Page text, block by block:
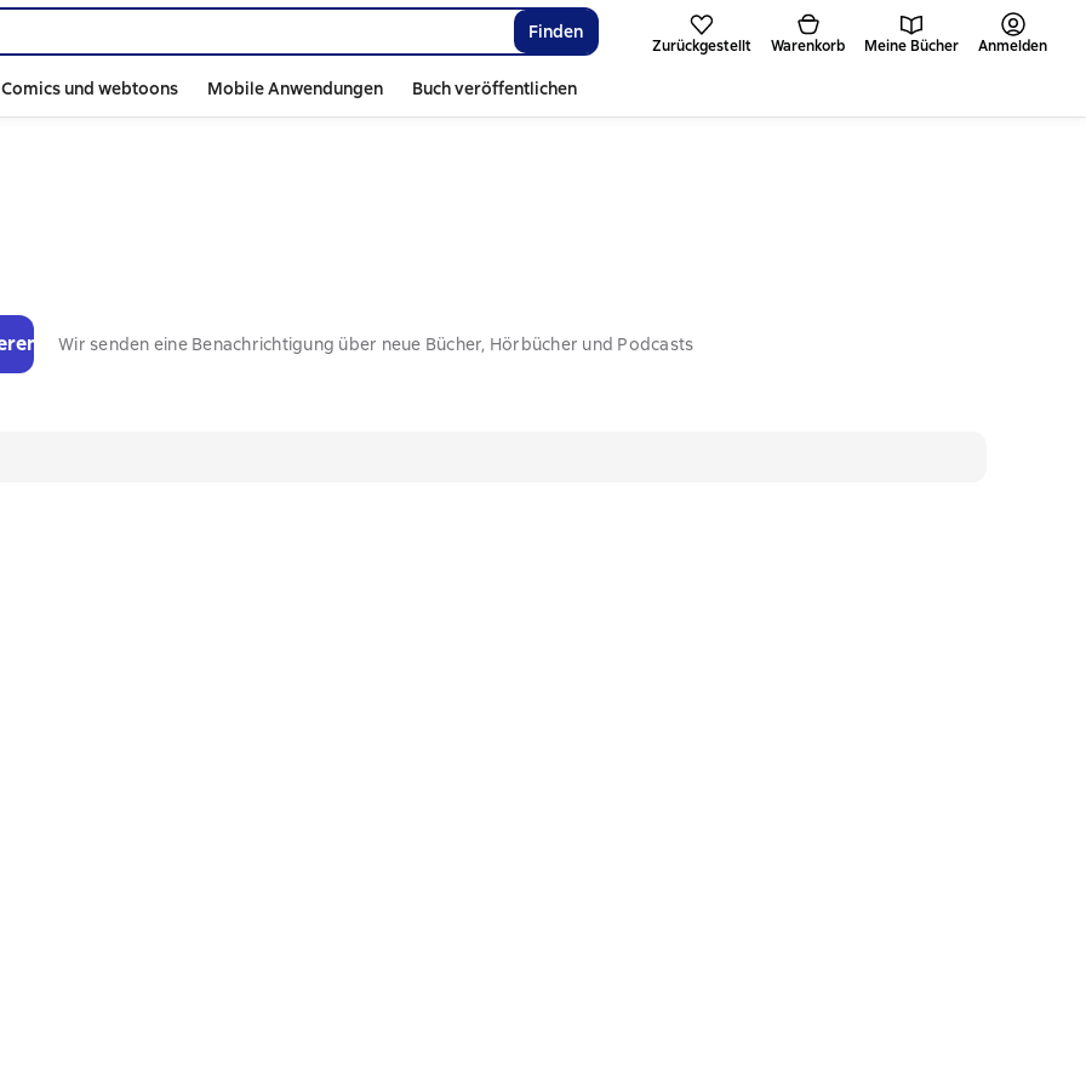
Finden
Zurückgestellt Warenkorb Meine Bücher Anmelden
Comics und webtoons Mobile Anwendungen Buch veröffentlichen
Wir senden eine Benachrichtigung über neue Bücher, Hörbücher und Podcasts
животными